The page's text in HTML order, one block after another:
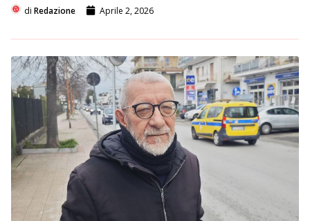
di Redazione Aprile 2, 2026